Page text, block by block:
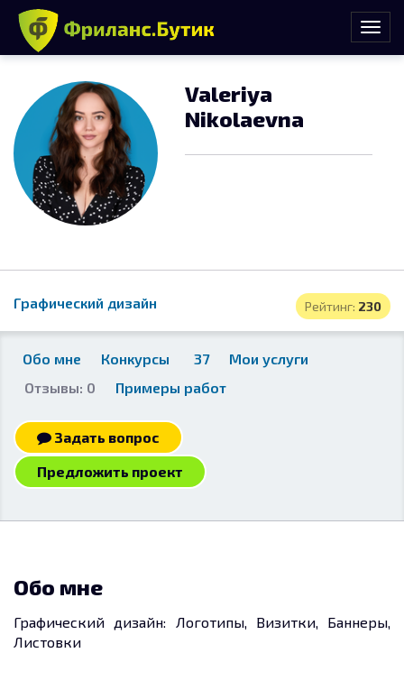
Valeriya
Nikolaevna
Рейтинг: 230
Графический дизайн
Обо мне Конкурсы 37
Мои услуги
Отзывы: 0
Примеры работ
Задать вопрос
Предложить проект
Обо мне
Графический дизайн: Логотипы, Визитки, Баннеры,
Листовки